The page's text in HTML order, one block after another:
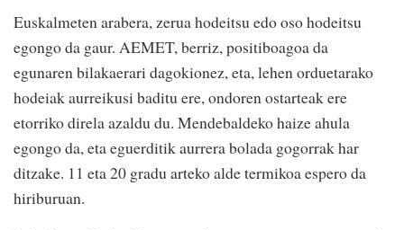
Euskalmeten arabera, zerua hodeitsu edo oso hodeitsu
egongo da gaur. AEMET, berriz, positiboagoa da
egunaren bilakaerari dagokionez, eta, lehen orduetarako
hodeiak aurreikusi baditu ere, ondoren ostarteak ere
etorriko direla azaldu du. Mendebaldeko haize ahula
egongo da, eta eguerditik aurrera bolada gogorrak har
ditzake. 11 eta 20 gradu arteko alde termikoa espero da
hiriburuan.